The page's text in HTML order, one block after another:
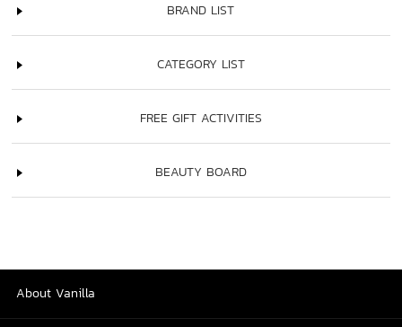
BRAND LIST
CATEGORY LIST
FREE GIFT ACTIVITIES
BEAUTY BOARD
About Vanilla